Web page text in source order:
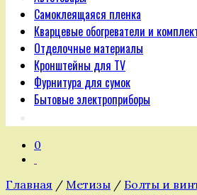
Самоклеящаяся пленка
Кварцевые обогреватели и
Отделочные материалы
Кронштейны для TV
Фурнитура для сумок
Бытовые электроприборы
0
Главная / Метизы / Болты и